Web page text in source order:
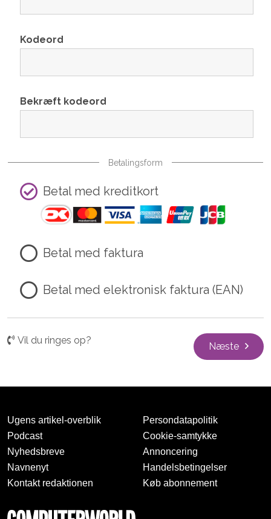
Kodeord
Bekræft kodeord
Betalingsform
Betal med kreditkort
Betal med faktura
Betal med elektronisk faktura (EAN)
Vil du ringes op?
Næste
Ugens artikel-overblik
Podcast
Nyhedsbreve
Navnenyt
Kontakt redaktionen
Persondatapolitik
Cookie-samtykke
Annoncering
Handelsbetingelser
Køb abonnement